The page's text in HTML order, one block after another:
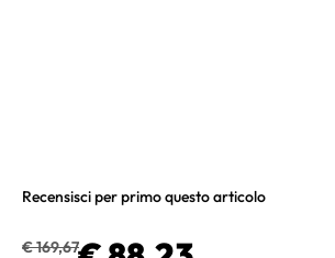
Recensisci per primo questo articolo
€ 169,67